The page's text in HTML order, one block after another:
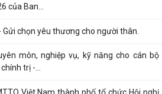
của Ban...
chọn yêu thương cho người thân.
môn, nghiệp vụ, kỹ năng cho cán bộ
trị -...